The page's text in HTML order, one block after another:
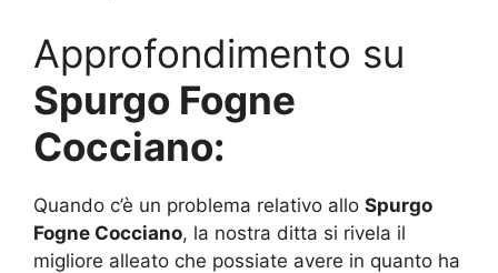
Approfondimento su
Spurgo Fogne
Cocciano:
Quando c’è un problema relativo allo Spurgo
Fogne Cocciano, la nostra ditta si rivela il
migliore alleato che possiate avere in quanto ha